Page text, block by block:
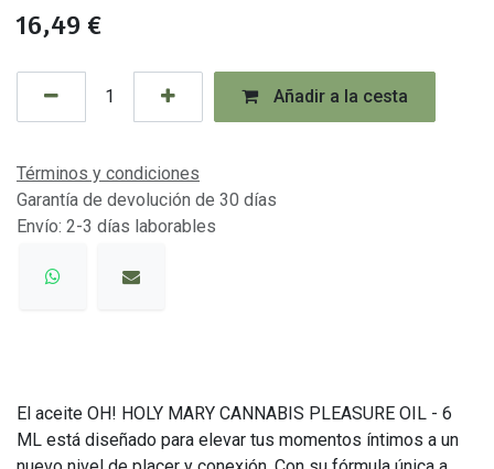
16,49 €
Añadir a la cesta
Términos y condiciones
Garantía de devolución de 30 días
Envío: 2-3 días laborables
El aceite OH! HOLY MARY CANNABIS PLEASURE OIL - 6
ML está diseñado para elevar tus momentos íntimos a un